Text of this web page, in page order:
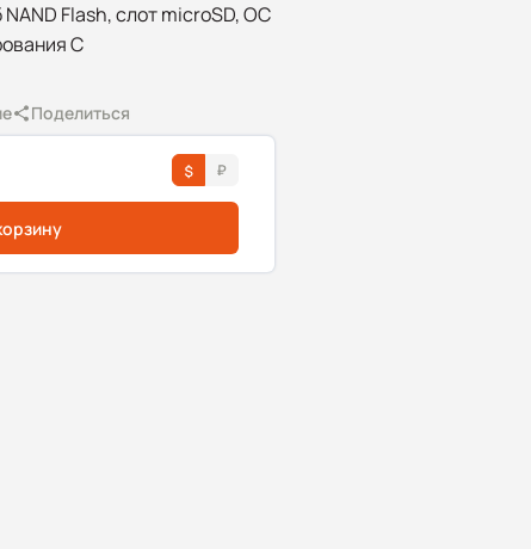
Flash, слот microSD, ОС
C
Поделиться